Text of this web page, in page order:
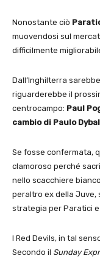
Nonostante ciò
muovendosi sul
difficilmente
Dall’Inghilterra
riguarderebbe il
centrocampo: Paul
cambio di Paulo
Se fosse confermata,
clamoroso perché
nello scacchiere
peraltro ex della Juve,
strategia per Paratici e
I Red Devils, in tal
Secondo il Sunday